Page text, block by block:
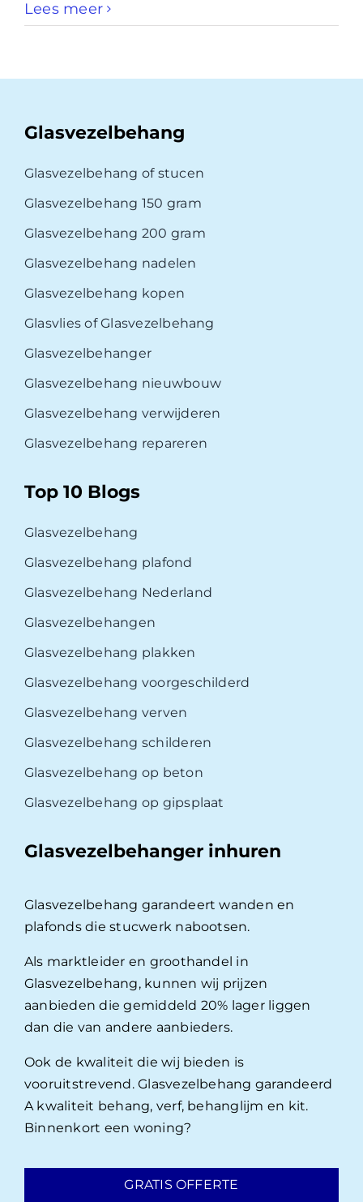
Lees meer
Glasvezelbehang
Glasvezelbehang of stucen
Glasvezelbehang 150 gram
Glasvezelbehang 200 gram
Glasvezelbehang nadelen
Glasvezelbehang kopen
Glasvlies of Glasvezelbehang
Glasvezelbehanger
Glasvezelbehang nieuwbouw
Glasvezelbehang verwijderen
Glasvezelbehang repareren
Top 10 Blogs
Glasvezelbehang
Glasvezelbehang plafond
Glasvezelbehang Nederland
Glasvezelbehangen
Glasvezelbehang plakken
Glasvezelbehang voorgeschilderd
Glasvezelbehang verven
Glasvezelbehang schilderen
Glasvezelbehang op beton
Glasvezelbehang op gipsplaat
Glasvezelbehanger inhuren
Glasvezelbehang garandeert wanden en
plafonds die stucwerk nabootsen.
Als marktleider en groothandel in
Glasvezelbehang, kunnen wij prijzen
aanbieden die gemiddeld 20% lager liggen
dan die van andere aanbieders.
Ook de kwaliteit die wij bieden is
vooruitstrevend. Glasvezelbehang garandeerd
A kwaliteit behang, verf, behanglijm en kit.
Binnenkort een woning?
GRATIS OFFERTE